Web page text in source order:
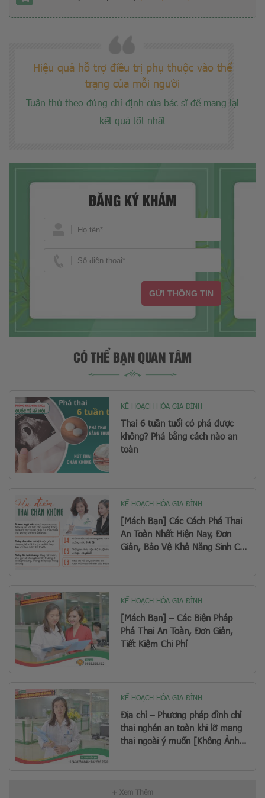
Hiệu quả hỗ trợ điều trị phụ thuộc vào thể
trạng của mỗi người
Tuân thủ theo đúng chỉ định của bác sĩ để mang lại
kết quả tốt nhất
ĐĂNG KÝ KHÁM
GỬI THÔNG TIN
CÓ THỂ BẠN QUAN TÂM
KẾ HOẠCH HÓA GIA ĐÌNH
Thai 6 tuần tuổi có phá được
không? Phá bằng cách nào an
toàn
KẾ HOẠCH HÓA GIA ĐÌNH
[Mách Bạn] Các Cách Phá Thai
An Toàn Nhất Hiện Nay, Đơn
Giản, Bảo Vệ Khả Năng Sinh Con
KẾ HOẠCH HÓA GIA ĐÌNH
[Mách Bạn] – Các Biện Pháp
Phá Thai An Toàn, Đơn Giản,
Tiết Kiệm Chi Phí
KẾ HOẠCH HÓA GIA ĐÌNH
Địa chỉ – Phương pháp đình chỉ
thai nghén an toàn khi lỡ mang
thai ngoài ý muốn [Không Ảnh
+ Xem Thêm